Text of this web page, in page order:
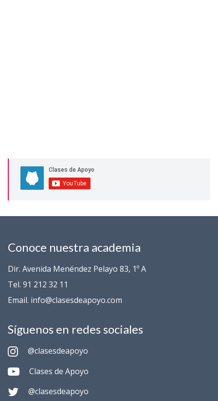
Conoce nuestra academia
Dir. Avenida Menéndez Pelayo 83, 1º A
Tel. 91 212 32 11
Email. info@clasesdeapoyo.com
Síguenos en redes sociales
@clasesdeapoyo
Clases de Apoyo
@clasesdeapoyo